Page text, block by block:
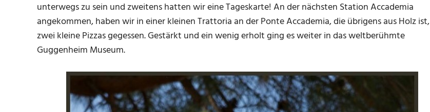
unterwegs zu sein und zweitens hatten wir eine Tageskarte! An der nächsten Station Accademia
angekommen, haben wir in einer kleinen Trattoria an der Ponte Accademia, die übrigens aus Holz ist,
zwei kleine Pizzas gegessen. Gestärkt und ein wenig erholt ging es weiter in das weltberühmte
Guggenheim Museum.